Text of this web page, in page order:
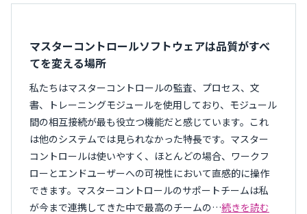
マスターコントロールソフトウェアは品質がすべ
てを変える場所
私たちはマスターコントロールの監査、プロセス、文
書、トレーニングモジュールを使用しており、モジュール
間の相互接続が最も役立つ機能だと感じています。これ
は他のシステムでは見られなかった特長です。マスター
コントロールは使いやすく、ほとんどの場合、ワークフ
ローとエンドユーザーへの可視性において直感的に操作
できます。マスターコントロールのサポートチームは私
が今まで連携してきた中で最高のチームの…続きを読む